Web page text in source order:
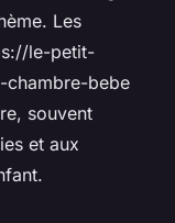
Les
le-petit-
chambre-bebe
souvent
et aux